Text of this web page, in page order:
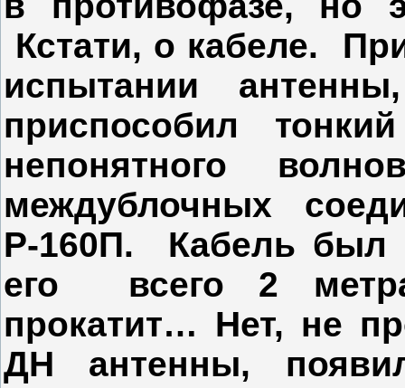
Кстати, о кабеле.
испытании
приспособил
непонятного
междублочных
Р-160П. Кабель был
его всего 2
прокатит… Нет, не
ДН антенны,